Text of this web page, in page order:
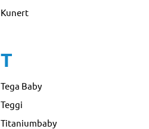
Kunert
T
Tega Baby
Teggi
Titaniumbaby